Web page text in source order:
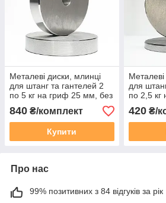
Металеві диски, млинці
для штанг та гантелей 2
по 5 кг на гриф 25 мм, без
840 ₴/комплект
Купити
для
по 2,5 кг
420₴/
Про нас
99% позитивних з 84 відгуків за рік